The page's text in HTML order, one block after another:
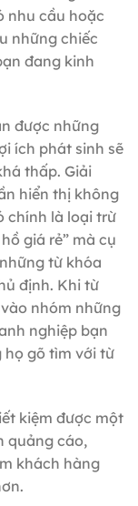
nhu cầu hoặc
những chiếc
đang kinh
được những
ích phát sinh sẽ
thấp. Giải
hiển thị không
chính là loại trừ
giá rẻ” mà cụ
từ khóa
định. Khi từ
nhóm những
nghiệp bạn
họ gõ tìm với từ
kiệm được một
quảng cáo,
khách hàng